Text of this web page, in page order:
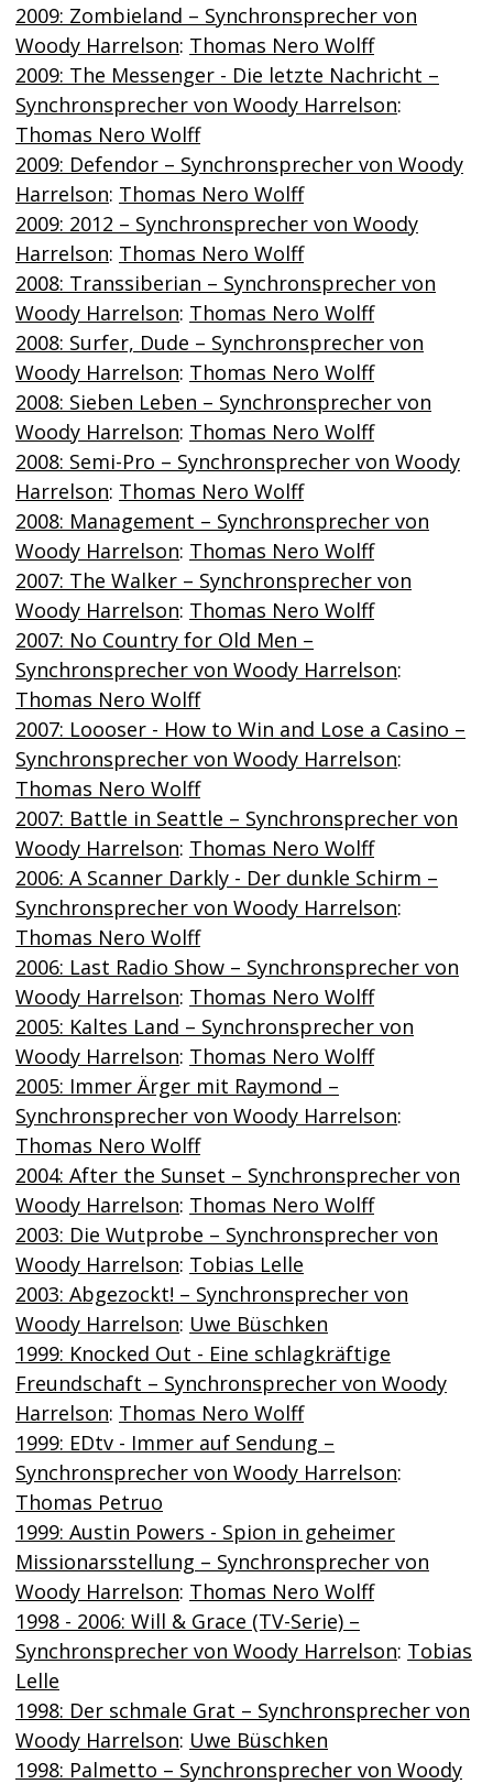
2009: Zombieland – Synchronsprecher von
Woody Harrelson: Thomas Nero Wolff
2009: The Messenger - Die letzte Nachricht –
Synchronsprecher von Woody Harrelson:
Thomas Nero Wolff
2009: Defendor – Synchronsprecher von Woody
Harrelson: Thomas Nero Wolff
2009: 2012 – Synchronsprecher von Woody
Harrelson: Thomas Nero Wolff
2008: Transsiberian – Synchronsprecher von
Woody Harrelson: Thomas Nero Wolff
2008: Surfer, Dude – Synchronsprecher von
Woody Harrelson: Thomas Nero Wolff
2008: Sieben Leben – Synchronsprecher von
Woody Harrelson: Thomas Nero Wolff
2008: Semi-Pro – Synchronsprecher von Woody
Harrelson: Thomas Nero Wolff
2008: Management – Synchronsprecher von
Woody Harrelson: Thomas Nero Wolff
2007: The Walker – Synchronsprecher von
Woody Harrelson: Thomas Nero Wolff
2007: No Country for Old Men –
Synchronsprecher von Woody Harrelson:
Thomas Nero Wolff
2007: Loooser - How to Win and Lose a Casino –
Synchronsprecher von Woody Harrelson:
Thomas Nero Wolff
2007: Battle in Seattle – Synchronsprecher von
Woody Harrelson: Thomas Nero Wolff
2006: A Scanner Darkly - Der dunkle Schirm –
Synchronsprecher von Woody Harrelson:
Thomas Nero Wolff
2006: Last Radio Show – Synchronsprecher von
Woody Harrelson: Thomas Nero Wolff
2005: Kaltes Land – Synchronsprecher von
Woody Harrelson: Thomas Nero Wolff
2005: Immer Ärger mit Raymond –
Synchronsprecher von Woody Harrelson:
Thomas Nero Wolff
2004: After the Sunset – Synchronsprecher von
Woody Harrelson: Thomas Nero Wolff
2003: Die Wutprobe – Synchronsprecher von
Woody Harrelson: Tobias Lelle
2003: Abgezockt! – Synchronsprecher von
Woody Harrelson: Uwe Büschken
1999: Knocked Out - Eine schlagkräftige
Freundschaft – Synchronsprecher von Woody
Harrelson: Thomas Nero Wolff
1999: EDtv - Immer auf Sendung –
Synchronsprecher von Woody Harrelson:
Thomas Petruo
1999: Austin Powers - Spion in geheimer
Missionarsstellung – Synchronsprecher von
Woody Harrelson: Thomas Nero Wolff
1998 - 2006: Will & Grace (TV-Serie) –
Synchronsprecher von Woody Harrelson: Tobias
Lelle
1998: Der schmale Grat – Synchronsprecher von
Woody Harrelson: Uwe Büschken
1998: Palmetto – Synchronsprecher von Woody